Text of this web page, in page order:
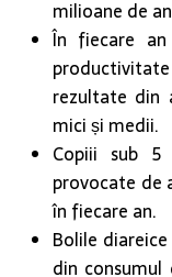
milioane de
În fiecare
rezultate din
mici și medii.
Copiii sub
provocate de
în fiecare an.
Bolile
din